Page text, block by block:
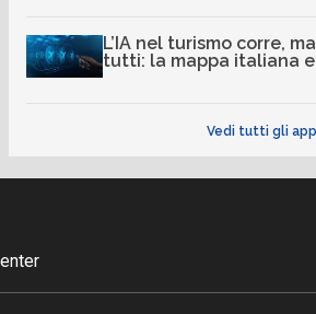
L’IA nel turismo corre,
tutti: la mappa italiana
Vedi tutti gli